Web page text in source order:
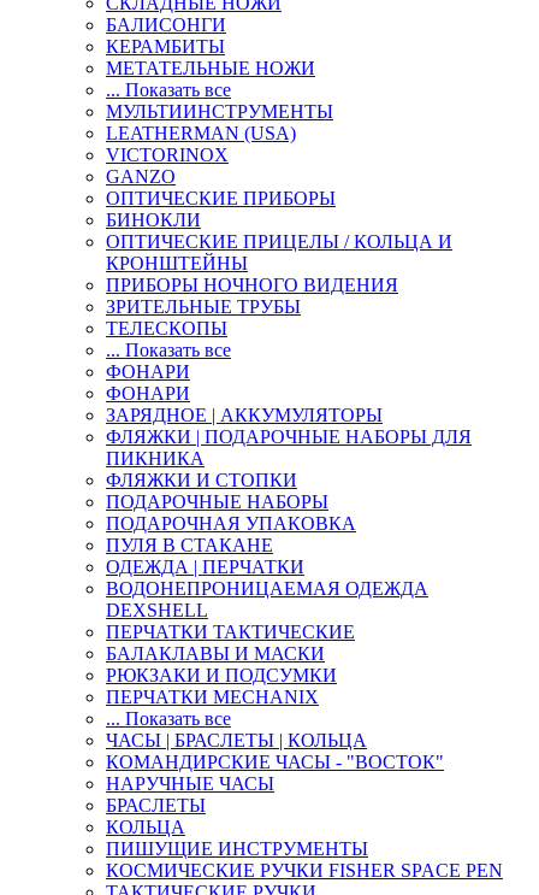
БАЛИСОНГИ
КЕРАМБИТЫ
МЕТАТЕЛЬНЫЕ НОЖИ
... Показать все
МУЛЬТИИНСТРУМЕНТЫ
LEATHERMAN (USA)
VICTORINOX
GANZO
ОПТИЧЕСКИЕ ПРИБОРЫ
БИНОКЛИ
ОПТИЧЕСКИЕ ПРИЦЕЛЫ / КОЛЬЦА И
КРОНШТЕЙНЫ
ПРИБОРЫ НОЧНОГО ВИДЕНИЯ
ЗРИТЕЛЬНЫЕ ТРУБЫ
ТЕЛЕСКОПЫ
... Показать все
ФОНАРИ
ФОНАРИ
ЗАРЯДНОЕ | АККУМУЛЯТОРЫ
ФЛЯЖКИ | ПОДАРОЧНЫЕ НАБОРЫ ДЛЯ
ПИКНИКА
ФЛЯЖКИ И СТОПКИ
ПОДАРОЧНЫЕ НАБОРЫ
ПОДАРОЧНАЯ УПАКОВКА
ПУЛЯ В СТАКАНЕ
ОДЕЖДА | ПЕРЧАТКИ
ВОДОНЕПРОНИЦАЕМАЯ ОДЕЖДА
DEXSHELL
ПЕРЧАТКИ ТАКТИЧЕСКИЕ
БАЛАКЛАВЫ И МАСКИ
РЮКЗАКИ И ПОДСУМКИ
ПЕРЧАТКИ MECHANIX
... Показать все
ЧАСЫ | БРАСЛЕТЫ | КОЛЬЦА
КОМАНДИРСКИЕ ЧАСЫ - "ВОСТОК"
НАРУЧНЫЕ ЧАСЫ
БРАСЛЕТЫ
КОЛЬЦА
ПИШУЩИЕ ИНСТРУМЕНТЫ
КОСМИЧЕСКИЕ РУЧКИ FISHER SPACE PEN